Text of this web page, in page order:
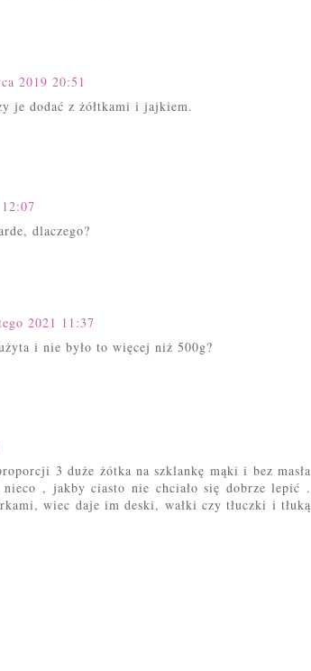
2019 20:51
je dodać z żółtkami i jajkiem.
dlaczego?
2021 11:37
i nie było to więcej niż 500g?
3 duże żótka na szklankę mąki i bez masła
nieco , jakby ciasto nie chciało się dobrze lepić .
wiec daje im deski, wałki czy tłuczki i tłuką